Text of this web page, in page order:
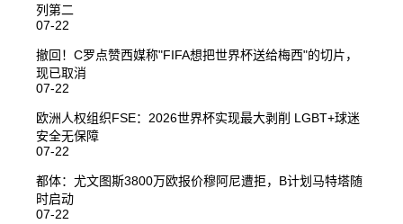
列第二
07-22
撤回！C罗点赞西媒称"FIFA想把世界杯送给梅西"的切片，
现已取消
07-22
欧洲人权组织FSE：2026世界杯实现最大剥削 LGBT+球迷
安全无保障
07-22
都体：尤文图斯3800万欧报价穆阿尼遭拒，B计划马特塔随
时启动
07-22